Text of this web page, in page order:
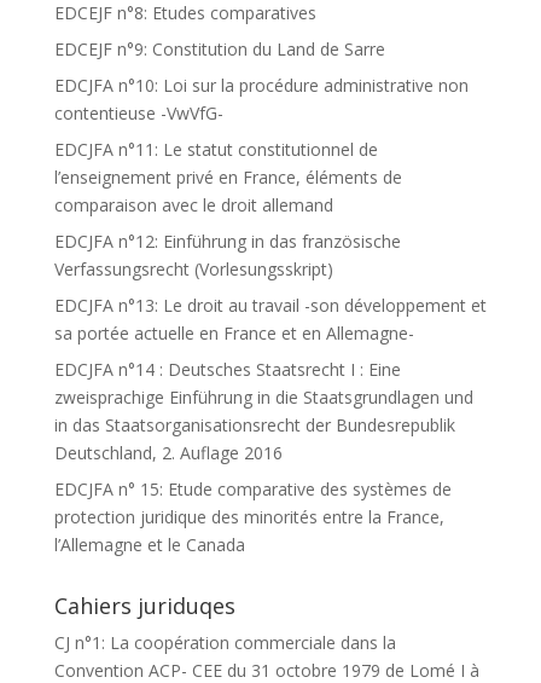
EDCEJF n°8: Etudes comparatives
EDCEJF n°9: Constitution du Land de Sarre
EDCJFA n°10: Loi sur la procédure administrative non
contentieuse -VwVfG-
EDCJFA n°11: Le statut constitutionnel de
l’enseignement privé en France, éléments de
comparaison avec le droit allemand
EDCJFA n°12: Einführung in das französische
Verfassungsrecht (Vorlesungsskript)
EDCJFA n°13: Le droit au travail -son développement et
sa portée actuelle en France et en Allemagne-
EDCJFA n°14 : Deutsches Staatsrecht I : Eine
zweisprachige Einführung in die Staatsgrundlagen und
in das Staatsorganisationsrecht der Bundesrepublik
Deutschland, 2. Auflage 2016
EDCJFA n° 15: Etude comparative des systèmes de
protection juridique des minorités entre la France,
l’Allemagne et le Canada
Cahiers juriduqes
CJ n°1: La coopération commerciale dans la
Convention ACP- CEE du 31 octobre 1979 de Lomé I à